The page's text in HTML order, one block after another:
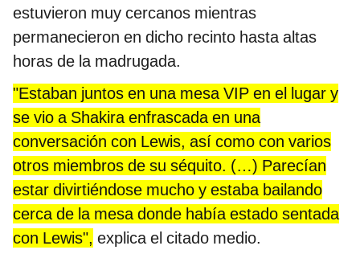
estuvieron muy cercanos mientras
permanecieron en dicho recinto hasta altas
horas de la madrugada.
"Estaban juntos en una mesa VIP en el lugar y
se vio a Shakira enfrascada en una
conversación con Lewis, así como con varios
otros miembros de su séquito. (…) Parecían
estar divirtiéndose mucho y estaba bailando
cerca de la mesa donde había estado sentada
con Lewis", explica el citado medio.